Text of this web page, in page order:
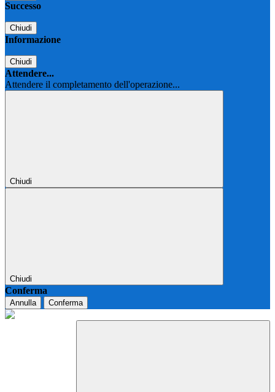
Successo
Chiudi
Informazione
Chiudi
Attendere...
Attendere il completamento dell'operazione...
Chiudi
Chiudi
Conferma
Annulla Conferma